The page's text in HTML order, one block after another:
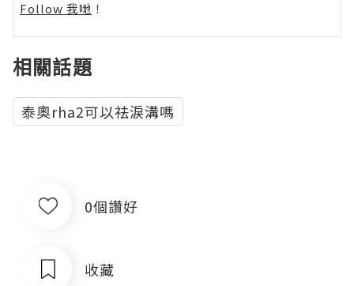
Follow 我哋 ！
相關話題
泰奧rha2可以祛淚溝嗎
0個讚好
收藏